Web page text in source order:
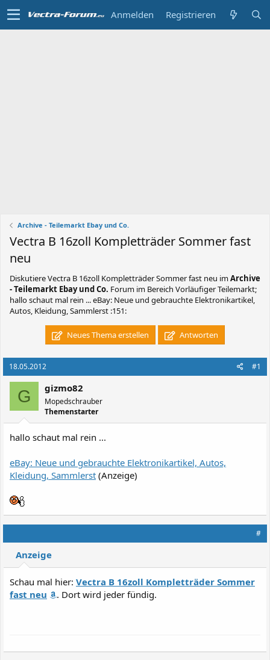
Anmelden Registrieren
Archive - Teilemarkt Ebay und Co.
Vectra B 16zoll Kompletträder Sommer fast
neu
DiskutiereVectra B 16zoll Kompletträder Sommer fast neu imArchive
- Teilemarkt Ebay und Co. Forum im Bereich Vorläufiger Teilemarkt;
hallo schaut mal rein ... eBay: Neue und gebrauchte Elektronikartikel,
Autos, Kleidung, Sammlerst :151:
Neues Thema erstellen Antworten
18.05.2012 #1
G gizmo82
Mopedschrauber
Themenstarter
hallo schaut mal rein ...
eBay: Neue und gebrauchte Elektronikartikel, Autos,
Kleidung, Sammlerst (Anzeige)
#
Anzeige
Schau mal hier: Vectra B 16zoll Kompletträder Sommer
fast neu
. Dort wird jeder fündig.